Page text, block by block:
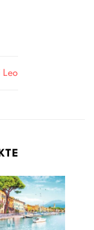
Leo